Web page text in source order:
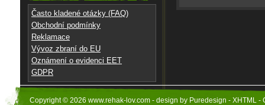
Často kladené otázky (FAQ)
Obchodní podmínky
Reklamace
Vývoz zbraní do EU
Oznámení o evidenci EET
GDPR
Copyright © 2026 www.rehak-lov.com - design by Puredesign - XHTML -